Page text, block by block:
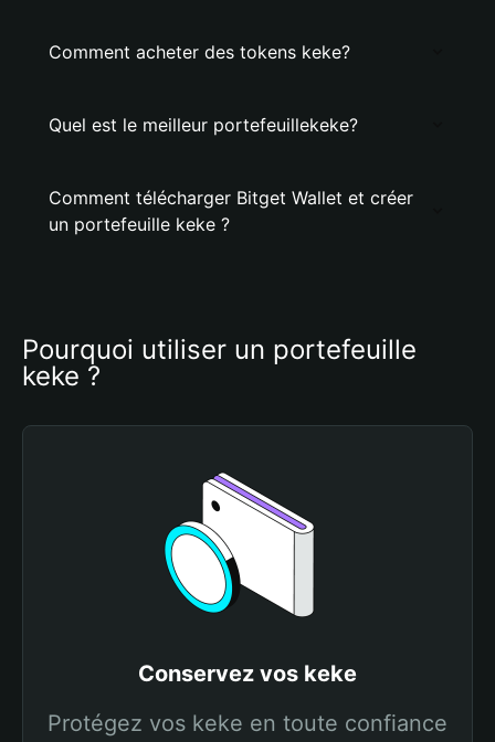
Comment acheter des tokens keke?
Quel est le meilleur portefeuillekeke?
Comment télécharger Bitget Wallet et créer
un portefeuille keke ?
Pourquoi utiliser un portefeuille
keke ?
Conservez vos keke
Protégez vos keke en toute confiance